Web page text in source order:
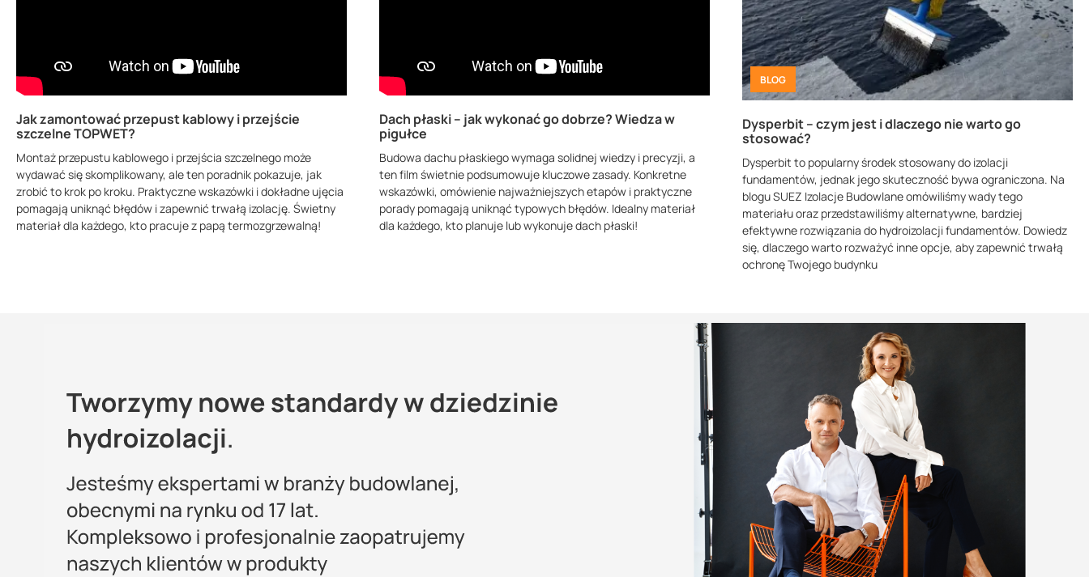
Jak zamontować przepust kablowy i przejście
szczelne TOPWET?
Montaż przepustu kablowego i przejścia szczelnego może
wydawać się skomplikowany, ale ten poradnik pokazuje, jak
zrobić to krok po kroku. Praktyczne wskazówki i dokładne ujęcia
pomagają uniknąć błędów i zapewnić trwałą izolację. Świetny
materiał dla każdego, kto pracuje z papą termozgrzewalną!
Dach płaski – jak wykonać go dobrze? Wiedza w
pigułce
Budowa dachu płaskiego wymaga solidnej wiedzy i precyzji, a
ten film świetnie podsumowuje kluczowe zasady. Konkretne
wskazówki, omówienie najważniejszych etapów i praktyczne
porady pomagają uniknąć typowych błędów. Idealny materiał
dla każdego, kto planuje lub wykonuje dach płaski!
BLOG
Dysperbit – czym jest i dlaczego nie warto go
stosować?
Dysperbit to popularny środek stosowany do izolacji
fundamentów, jednak jego skuteczność bywa ograniczona. Na
blogu SUEZ Izolacje Budowlane omówiliśmy wady tego
materiału oraz przedstawiliśmy alternatywne, bardziej
efektywne rozwiązania do hydroizolacji fundamentów. Dowiedz
się, dlaczego warto rozważyć inne opcje, aby zapewnić trwałą
ochronę Twojego budynku